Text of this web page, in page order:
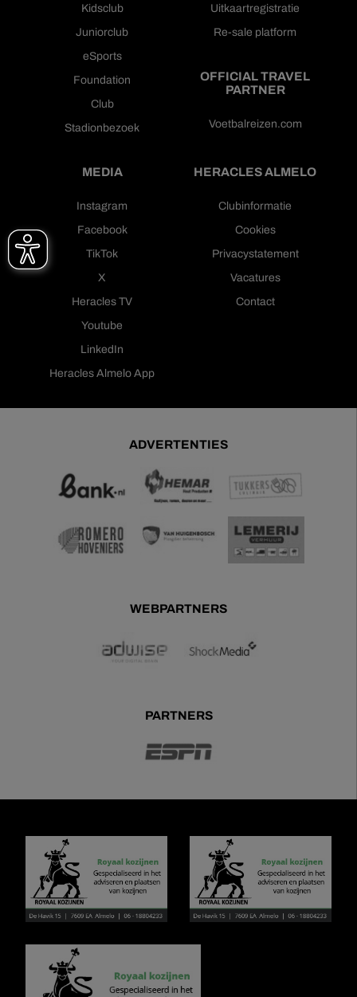
Kidsclub
Juniorclub
eSports
Foundation
Club
Stadionbezoek
Uitkaartregistratie
Re-sale platform
OFFICIAL TRAVEL
PARTNER
Voetbalreizen.com
MEDIA
Instagram
Facebook
TikTok
X
Heracles TV
Youtube
LinkedIn
Heracles Almelo App
HERACLES ALMELO
Clubinformatie
Cookies
Privacystatement
Vacatures
Contact
ADVERTENTIES
WEBPARTNERS
PARTNERS